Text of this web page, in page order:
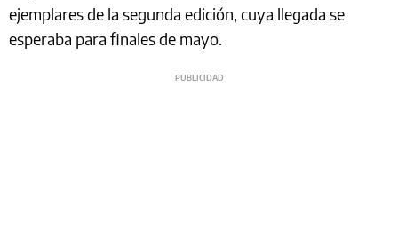
ejemplares de la segunda edición, cuya llegada se
esperaba para finales de mayo.